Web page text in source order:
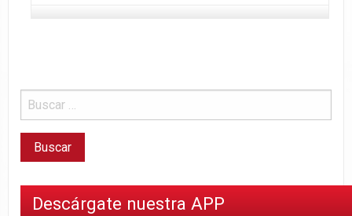
Descárgate nuestra APP